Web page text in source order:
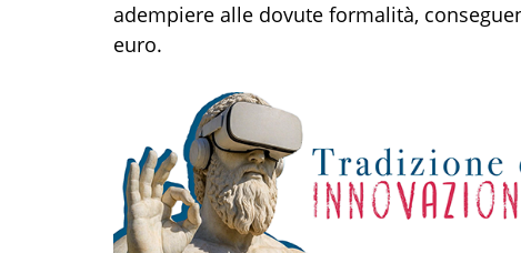
adempiere alle dovute formalità,
euro.